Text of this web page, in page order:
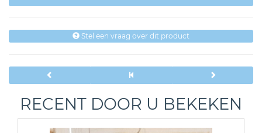
Stel een vraag over dit product
RECENT DOOR U BEKEKEN